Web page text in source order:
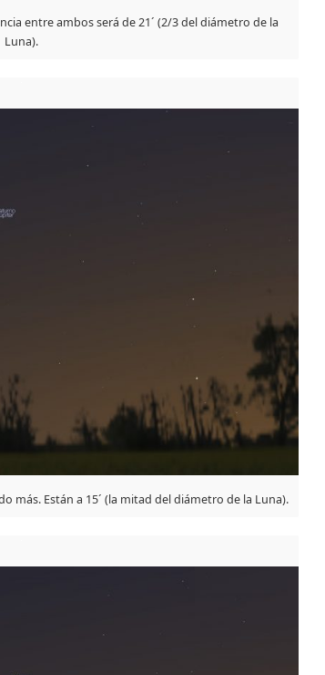
entre ambos será de 21´ (2/3 del diámetro de la
Luna).
más. Están a 15´ (la mitad del diámetro de la Luna).